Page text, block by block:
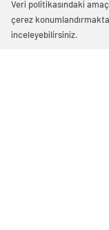
0 0
0 0
Veri politikasındaki
çerez
inceleyebilirsiniz.